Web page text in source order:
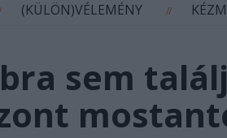
(KÜLÖN)VÉLEMÉNY //
sem